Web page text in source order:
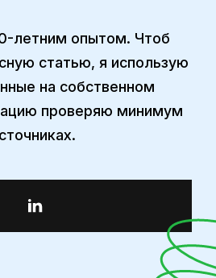
летним опытом. Чтоб
статью, я использую
на собственном
проверяю минимум